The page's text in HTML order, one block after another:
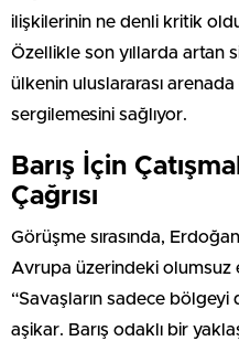
ilişkilerinin ne denli kritik
Özellikle son yıllarda artan
ülkenin uluslararası
sergilemesini sağlıyor.
Barış İçin
Çağrısı
Görüşme sırasında,
Avrupa üzerindeki olumsuz
“Savaşların sadece bölgeyi
aşikar. Barış odaklı bir